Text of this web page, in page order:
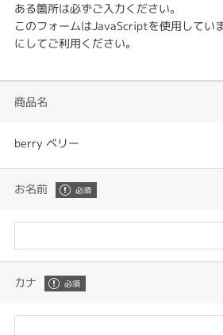
ある箇所は必ずご入力ください。
このフォームはJavaScriptを使用してい
にしてご利用ください。
商品名
berry ベリー
お名前
カナ